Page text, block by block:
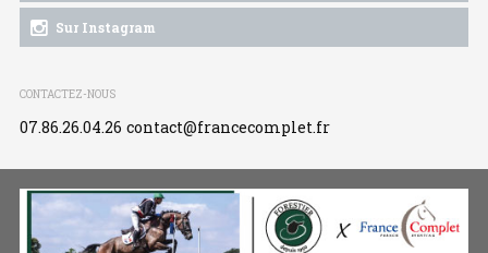
Sur Instagram
CONTACTEZ-NOUS
07.86.26.04.26 contact@francecomplet.fr